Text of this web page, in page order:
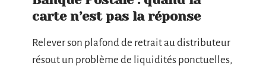
carte n’est pas la réponse
Relever son plafond de retrait au distributeur
résout un problème de liquidités ponctuelles,